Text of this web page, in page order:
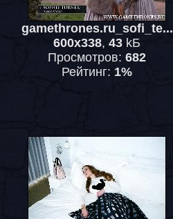
gamethrones.ru_sofi_te...
600x338, 43 kБ
Просмотров: 682
Рейтинг: 1%